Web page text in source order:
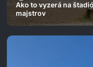
Ako to vyzerá na
majstrov